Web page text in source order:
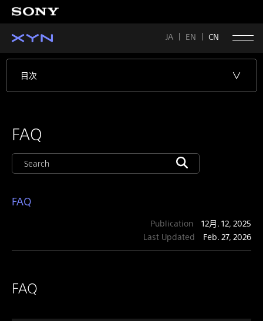
JA EN CN
目次
FAQ
FAQ
Publication 12月. 12, 2025
Last Updated Feb. 27, 2026
FAQ